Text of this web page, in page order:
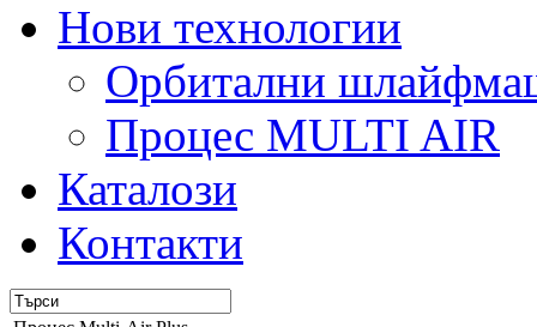
Нови технологии
Орбитални
Процес MULTI AIR
Каталози
Контакти